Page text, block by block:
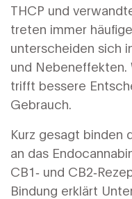
THCP und
treten immer
unterscheiden sich
und Nebeneffekten.
trifft bessere
Gebrauch.
Kurz gesagt binden
an das
CB1‑ und
Bindung erklärt